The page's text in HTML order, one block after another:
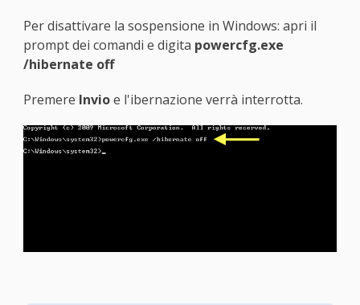
Per disattivare la sospensione in Windows: apri il
prompt dei comandi e digita powercfg.exe
/hibernate off
Premere Invioe l'ibernazione verrà interrotta.